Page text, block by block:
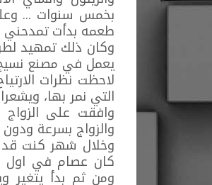
بخمس سنوات ...
طعمه بدأت
وكان ذلك تمهيد
يعمل في مصنع
لاحظت نظرات
التي نمر بها،
وافقت على
والزواج بسرعة
وخلال شهر كنت قد
كان عصام في اول
ومن ثم بدأ يتغير